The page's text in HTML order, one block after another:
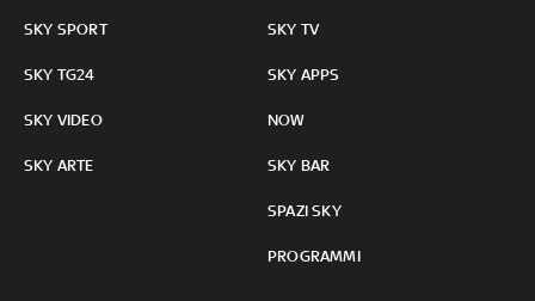
SKY SPORT
SKY TG24
SKY VIDEO
SKY ARTE
SKY TV
SKY APPS
NOW
SKY BAR
SPAZI SKY
PROGRAMMI